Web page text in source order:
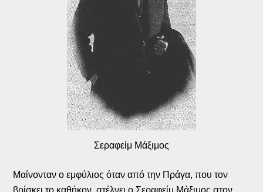
Σεραφείμ Μάξιμος
Μαίνονταν ο εμφύλιος όταν από την Πράγα, που τον
βρίσκει το καθήκον, στέλνει ο Σεραφείμ Μάξιμος στον